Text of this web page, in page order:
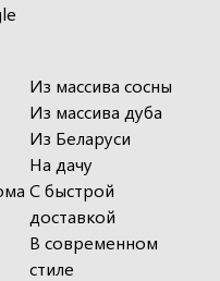
Из массива сосны
Из массива дуба
Из Беларуси
На дачу
С быстрой
доставкой
В современном
стиле